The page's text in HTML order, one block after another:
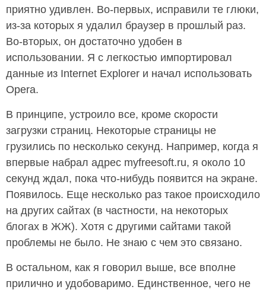
приятно удивлен. Во-первых, исправили те глюки,
из-за которых я удалил браузер в прошлый раз.
Во-вторых, он достаточно удобен в
использовании. Я с легкостью импортировал
данные из Internet Explorer и начал использовать
Opera.
В принципе, устроило все, кроме скорости
загрузки страниц. Некоторые страницы не
грузились по несколько секунд. Например, когда я
впервые набрал адрес myfreesoft.ru, я около 10
секунд ждал, пока что-нибудь появится на экране.
Появилось. Еще несколько раз такое происходило
на других сайтах (в частности, на некоторых
блогах в ЖЖ). Хотя с другими сайтами такой
проблемы не было. Не знаю с чем это связано.
В остальном, как я говорил выше, все вполне
прилично и удобоваримо. Единственное, чего не